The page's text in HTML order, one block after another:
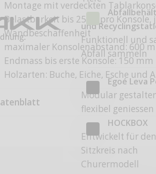
und
Funktionell und
Abfall sammeln
Egoé Leva
Modular
flexibel geniessen
HOCKBOX
Entwickelt für den
Sitzkreis nach
Churermodell
Montage mit verdeckten
Belastbarkeit bis 25 kg pro Konsole,
Wandbeschaffenheit
maximaler Konsolenabstand: 600
Endmass bis erste Konsole: 150 mm
Holzarten: Buche, Eiche, Esche und